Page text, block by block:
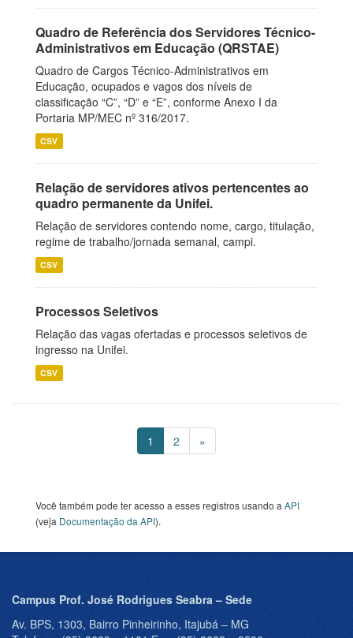
Quadro de Referência dos Servidores Técnico-
Administrativos em Educação (QRSTAE)
Quadro de Cargos Técnico-Administrativos em
Educação, ocupados e vagos dos níveis de
classificação “C”, “D” e “E”, conforme Anexo I da
Portaria MP/MEC nº 316/2017.
CSV
Relação de servidores ativos pertencentes ao
quadro permanente da Unifei.
Relação de servidores contendo nome, cargo, titulação,
regime de trabalho/jornada semanal, campi.
CSV
Processos Seletivos
Relação das vagas ofertadas e processos seletivos de
ingresso na Unifei.
CSV
1 2 »
Você também pode ter acesso a esses registros usando a API
(veja Documentação da API).
Campus Prof. José Rodrigues Seabra – Sede
Av. BPS, 1303, Bairro Pinheirinho, Itajubá – MG